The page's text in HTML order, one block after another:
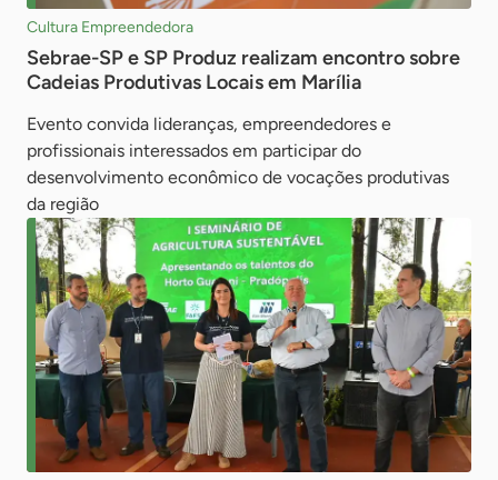
Cultura Empreendedora
Sebrae-SP e SP Produz realizam encontro sobre
Cadeias Produtivas Locais em Marília
Evento convida lideranças, empreendedores e
profissionais interessados em participar do
desenvolvimento econômico de vocações produtivas
da região